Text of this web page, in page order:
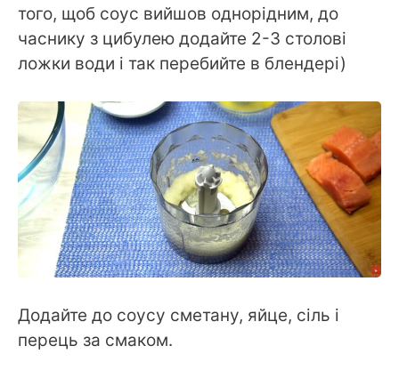
того, щоб соус вийшов однорідним, до
часнику з цибулею додайте 2-3 столові
ложки води і так перебийте в блендері)
Додайте до соусу сметану, яйце, сіль і
перець за смаком.